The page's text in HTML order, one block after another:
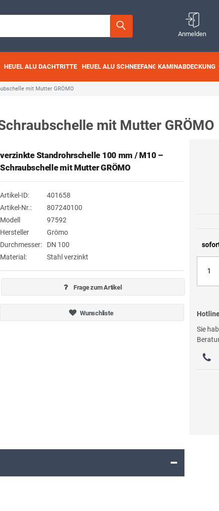
Anmelden
HEUEL ALU DACHTRITTE HEUEL ALU SCHNEEFANG KAMINABDECKUNG
mit Mutter GRÖMO
mit Mutter GRÖMO
Sie
verzinkte Standrohrschelle 100 mm / M10 –
Schraubschelle mit Mutter GRÖMO
Artikel-ID:
401658
Artikel-Nr.:
807240100
Modell
97592
Hersteller
Grömo
Durchmesser:
DN 100
Material:
Stahl verzinkt
Frage zum Artikel
Wunschliste